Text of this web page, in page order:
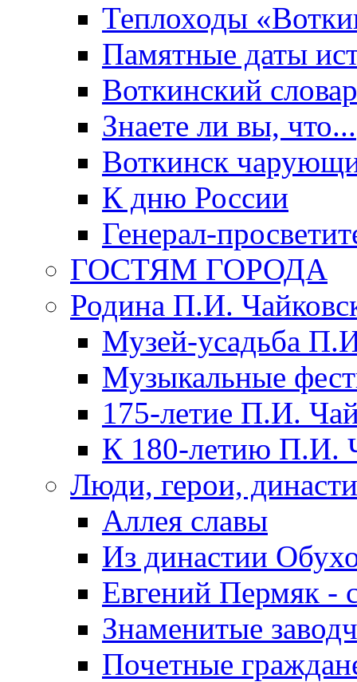
Теплоходы
Памятные даты
Воткинский
Знаете ли вы, что...
Воткинск
К дню России
Генерал-
ГОСТЯМ ГОРОДА
Родина П.И.
Музей-усадьба
Музыкальные
175-летие П.И.
К 180-летию П.И.
Люди, герои,
Аллея славы
Из династии
Евгений Пермяк -
Знаменитые
Почетные